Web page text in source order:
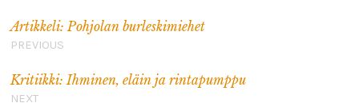
Artikkeli: Pohjolan burleskimiehet
PREVIOUS
Kritiikki: Ihminen, eläin ja rintapumppu
NEXT